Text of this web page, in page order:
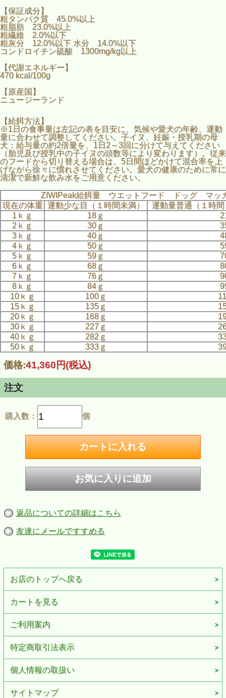
【保証成分】
粗タンパク質 45.0%以上
粗脂肪 23.0%以上
粗繊維 2.0%以下
粗灰分 12.0%以下 水分 14.0%以下
コンドロイチン硫酸 1300mg/kg以上
【代謝エネルギー】
470 kcal/100g
【原産国】
ニュージーランド
【給餌方法】
※1日の食事量は左記の表を目安に、気候や愛犬の年齢、運動
量に合わせて調整してください。子イヌ、妊娠・授乳期の母
犬：給与量の約2倍量を、1日2～3回に分けて与えてください
（胎児及び授乳中の子イヌの頭数等により変わります）。従来
のフードから切り替える場合は、5日間ほどかけて混合率を上
げながら徐々に慣れさせてください。愛犬の健康のために常に
清潔で新鮮な飲み水をご用意ください。
ZIWIPeak給餌量 ウエットフード ドッグ マッ
現在の体重 運動少な目（１時間未満）
運動量普通（１時
1ｋｇ
18ｇ
2ｋｇ
30ｇ
3ｋｇ
40ｇ
4ｋｇ
50ｇ
5ｋｇ
59ｇ
6ｋｇ
68ｇ
7ｋｇ
76ｇ
8ｋｇ
84ｇ
10ｋｇ
100ｇ
15ｋｇ
135ｇ
20ｋｇ
168ｇ
30ｋｇ
227ｇ
40ｋｇ
282ｇ
50ｋｇ
333ｇ
価格:41,360円(税込)
注文
購入数： 個
返品についての詳細はこちら
友達にメールですすめる
お店のトップへ戻る
カートを見る
ご利用案内
特定商取引法表示
個人情報の取扱い
サイトマップ